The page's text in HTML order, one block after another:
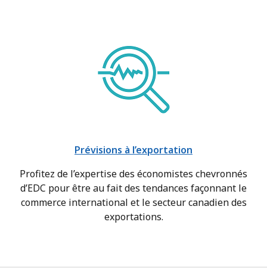
Prévisions à l’exportation
Profitez de l’expertise des économistes chevronnés
d’EDC pour être au fait des tendances façonnant le
commerce international et le secteur canadien des
exportations.